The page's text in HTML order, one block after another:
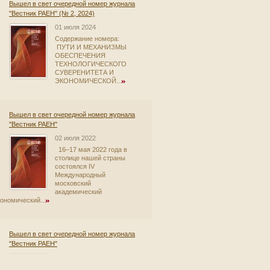
Вышел в свет очередной номер журнала
"Вестник РАЕН" (№ 2, 2024)
01 июля 2024
Содержание номера:
ПУТИ И МЕХАНИЗМЫ
ОБЕСПЕЧЕНИЯ
ТЕХНОЛОГИЧЕСКОГО
СУВЕРЕНИТЕТА И
ЭКОНОМИЧЕСКОЙ...
Вышел в свет очередной номер журнала
"Вестник РАЕН"
02 июля 2022
16–17 мая 2022 года в
столице нашей страны
состоялся IV
Международный
московский
академический
Вышел в свет очередной номер журнала
"Вестник РАЕН"